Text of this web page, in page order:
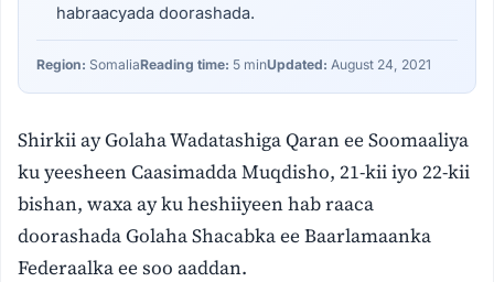
habraacyada doorashada.
Region: SomaliaReading time: 5 minUpdated: August 24, 2021
Shirkii ay Golaha Wadatashiga Qaran ee Soomaaliya
ku yeesheen Caasimadda Muqdisho, 21-kii iyo 22-kii
bishan, waxa ay ku heshiiyeen hab raaca
doorashada Golaha Shacabka ee Baarlamaanka
Federaalka ee soo aaddan.